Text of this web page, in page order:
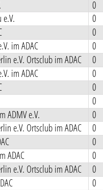
0
0
0
im ADAC
0
e.V. Ortsclub im ADAC
0
im ADAC
0
0
0
ADMV e.V.
0
e.V. Ortsclub im ADAC
0
0
ADAC
0
e.V. Ortsclub im ADAC
0
0